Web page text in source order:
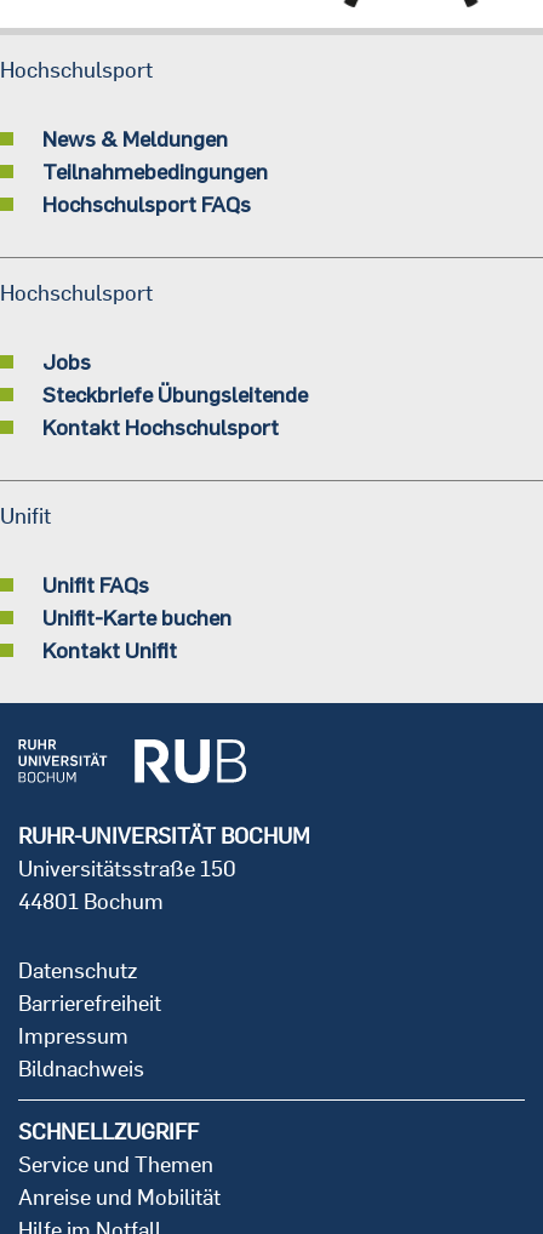
Hochschulsport
News & Meldungen
Teilnahmebedingungen
Hochschulsport FAQs
Hochschulsport
Jobs
Steckbriefe Übungsleitende
Kontakt Hochschulsport
Unifit
Unifit FAQs
Unifit-Karte buchen
Kontakt Unifit
RUHR-UNIVERSITÄT BOCHUM
Universitätsstraße 150
44801 Bochum
Datenschutz
Barrierefreiheit
Impressum
Bildnachweis
SCHNELLZUGRIFF
Service und Themen
Anreise und Mobilität